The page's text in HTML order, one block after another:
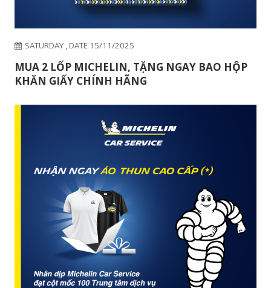
SATURDAY , DATE 15/11/2025
MUA 2 LỐP MICHELIN, TẶNG NGAY BAO HỘP
KHĂN GIẤY CHÍNH HÃNG